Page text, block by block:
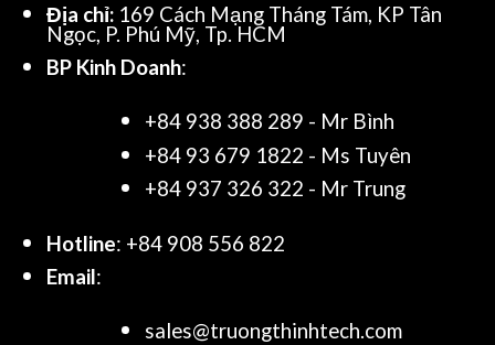
Địa chỉ: 169 Cách Mạng Tháng Tám, KP Tân
Ngọc, P. Phú Mỹ, Tp. HCM
BP Kinh Doanh:
+84 938 388 289 - Mr Bình
+84 93 679 1822 - Ms Tuyên
+84 937 326 322 - Mr Trung
Hotline: +84 908 556 822
Email:
sales@truongthinhtech.com